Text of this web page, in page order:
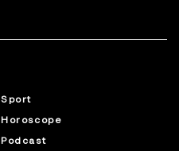
Sport
Horoscope
Podcast